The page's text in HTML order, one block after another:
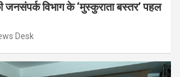
जनसंपर्क विभाग के ‘मुस्कुराता बस्तर’ पहल
Desk